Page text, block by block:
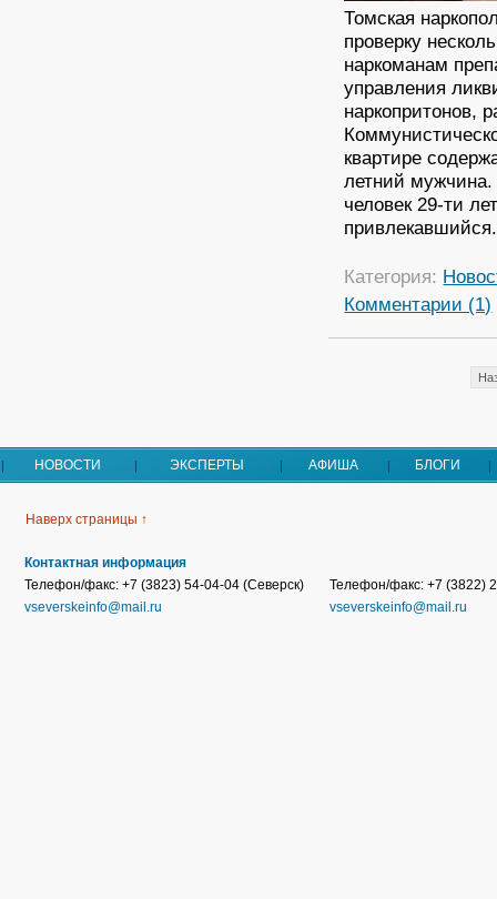
Томская
проверку
наркоманам
управления
наркопритонов,
квартире
летний мужчина.
человек 29-ти
привлекавшийся.
Категория:
Комментарии (1)
НОВОСТИ ЭКСПЕРТЫ АФИША БЛОГИ
Наверх страницы ↑
Контактная информация
Телефон/факс: +7 (3823) 54-04-04 (Северск)
vseverskeinfo@mail.ru
Телефон/факс: +7 (3822)
vseverskeinfo@mail.ru